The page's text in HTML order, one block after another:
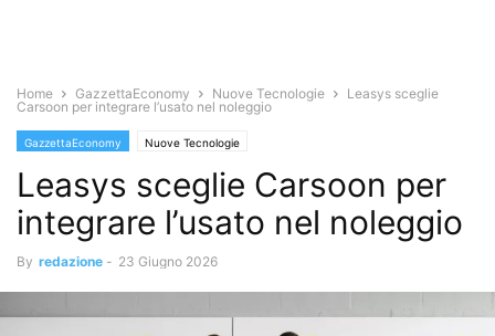
Home GazzettaEconomy Nuove Tecnologie
Leasys sceglie
Carsoon per integrare l’usato nel noleggio
GazzettaEconomy Nuove Tecnologie
Leasys sceglie Carsoon per
integrare l’usato nel noleggio
By redazione - 23 Giugno 2026